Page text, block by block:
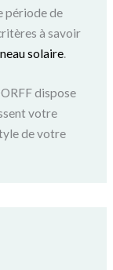
période de
à savoir
solaire
dispose
votre
de votre